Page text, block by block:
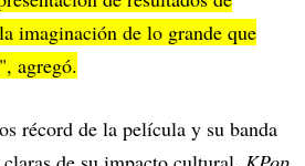
imaginación de lo grande que
agregó.
récord de la película y su banda